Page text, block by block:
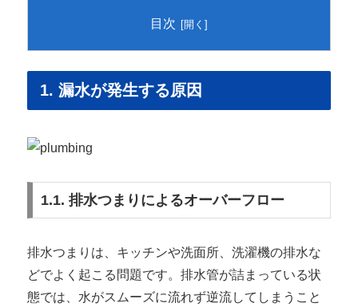
目次
1. 漏水が発生する原因
1.1. 排水つまりによるオーバーフロー
排水つまりは、キッチンや洗面所、洗濯機の排水な
どでよく起こる問題です。排水管が詰まっている状
態では、水がスムーズに流れず逆流してしまうこと